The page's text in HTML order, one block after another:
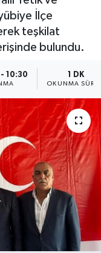
İlçe
teşkilat
bulundu.
10:30 1 DK
OKUNMA